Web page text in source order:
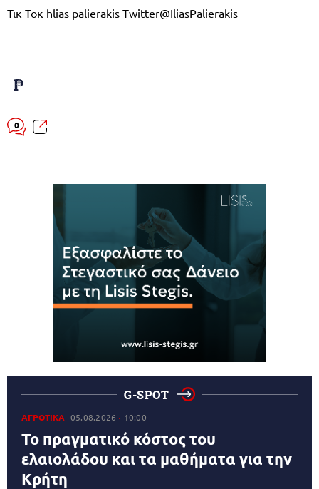
Τικ Τοκ hlias palierakis Τwitter@IliasPalierakis
0
G-SPOT
ΑΓΡΟΤΙΚΑ 05.08.2026 10:00
Το πραγματικό κόστος του
ελαιολάδου και τα μαθήματα για την
Κρήτη